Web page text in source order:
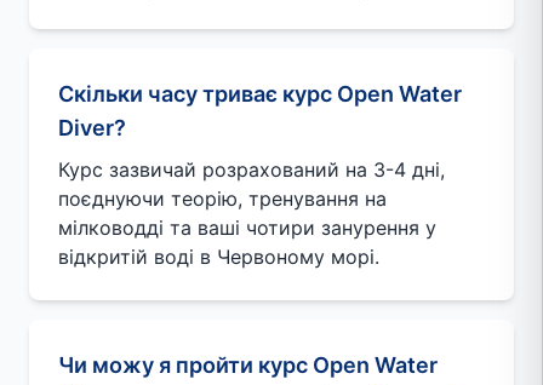
Скільки часу триває курс Open Water
Diver?
Курс зазвичай розрахований на 3-4 дні,
поєднуючи теорію, тренування на
мілководді та ваші чотири занурення у
відкритій воді в Червоному морі.
Чи можу я пройти курс Open Water